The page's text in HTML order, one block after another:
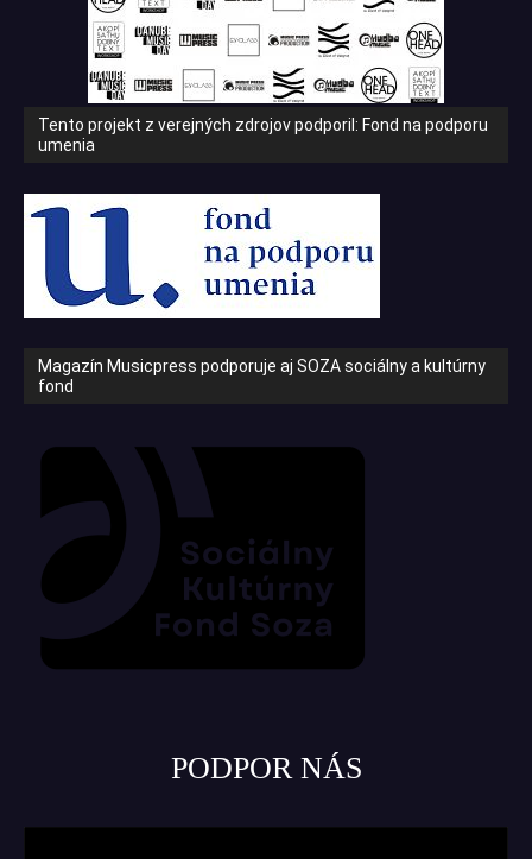
Tento projekt z verejných zdrojov podporil: Fond na podporu
umenia
Magazín Musicpress podporuje aj SOZA sociálny a kultúrny
fond
PODPOR NÁS